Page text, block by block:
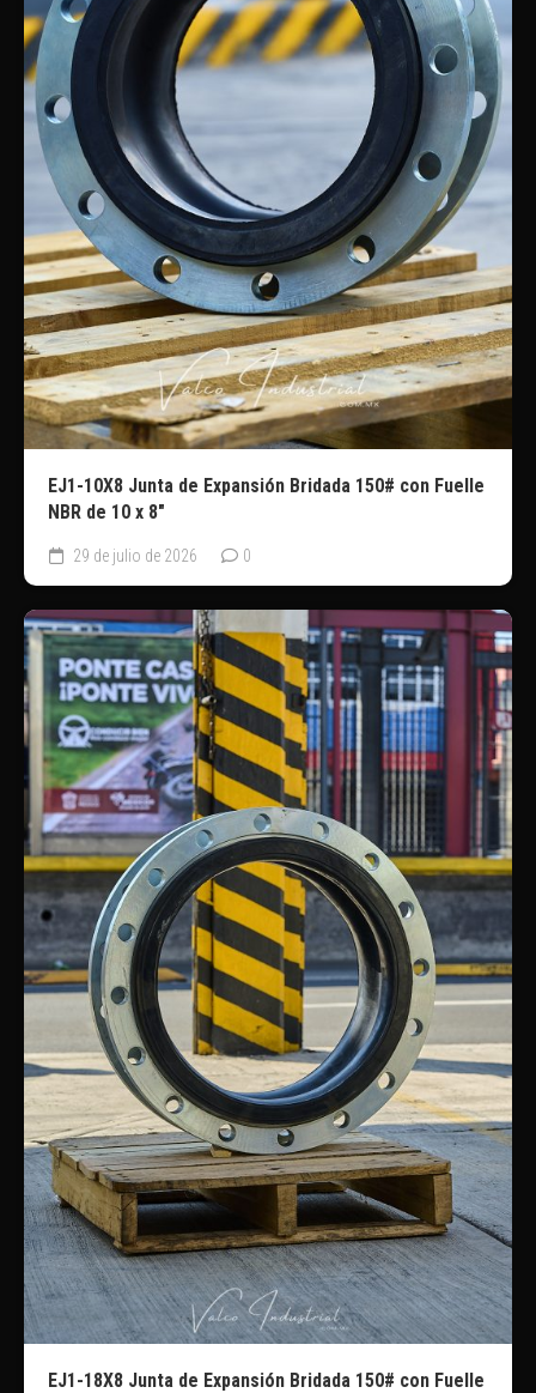
EJ1-10X8 Junta de Expansión Bridada 150# con Fuelle
NBR de 10 x 8″
29 de julio de 2026 0
EJ1-18X8 Junta de Expansión Bridada 150# con Fuelle